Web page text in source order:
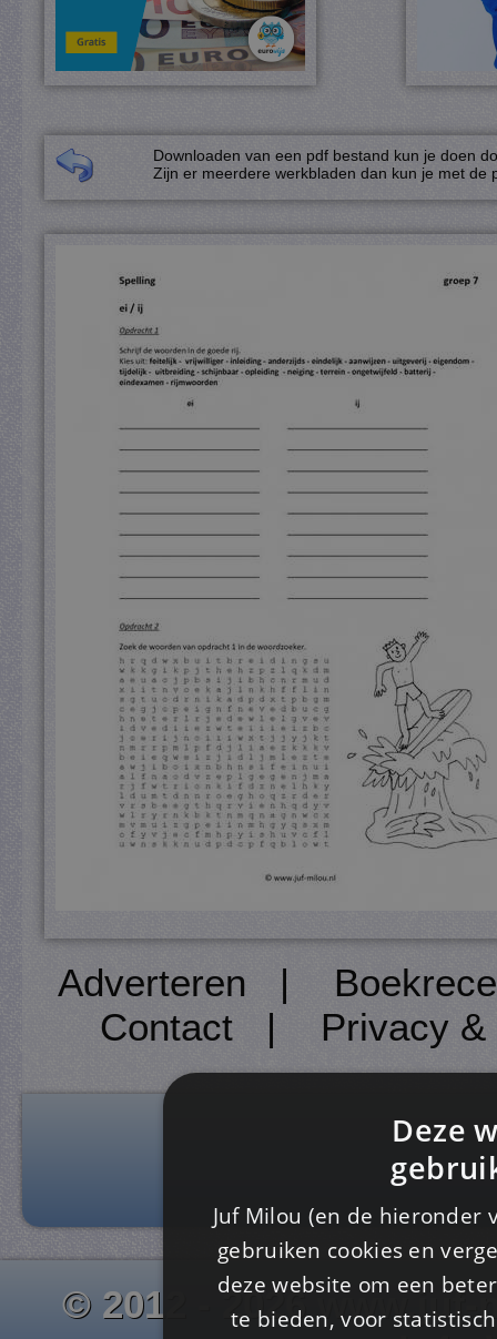
Downloaden van een pdf bestand kun je doen
Zijn er meerdere werkbladen dan kun je met de
Adverteren |
Contact| Privacy
© 2012 - 2026
Deze
Juf Milou (en de
gebruiken cookies en
deze website om een
te bieden, voor